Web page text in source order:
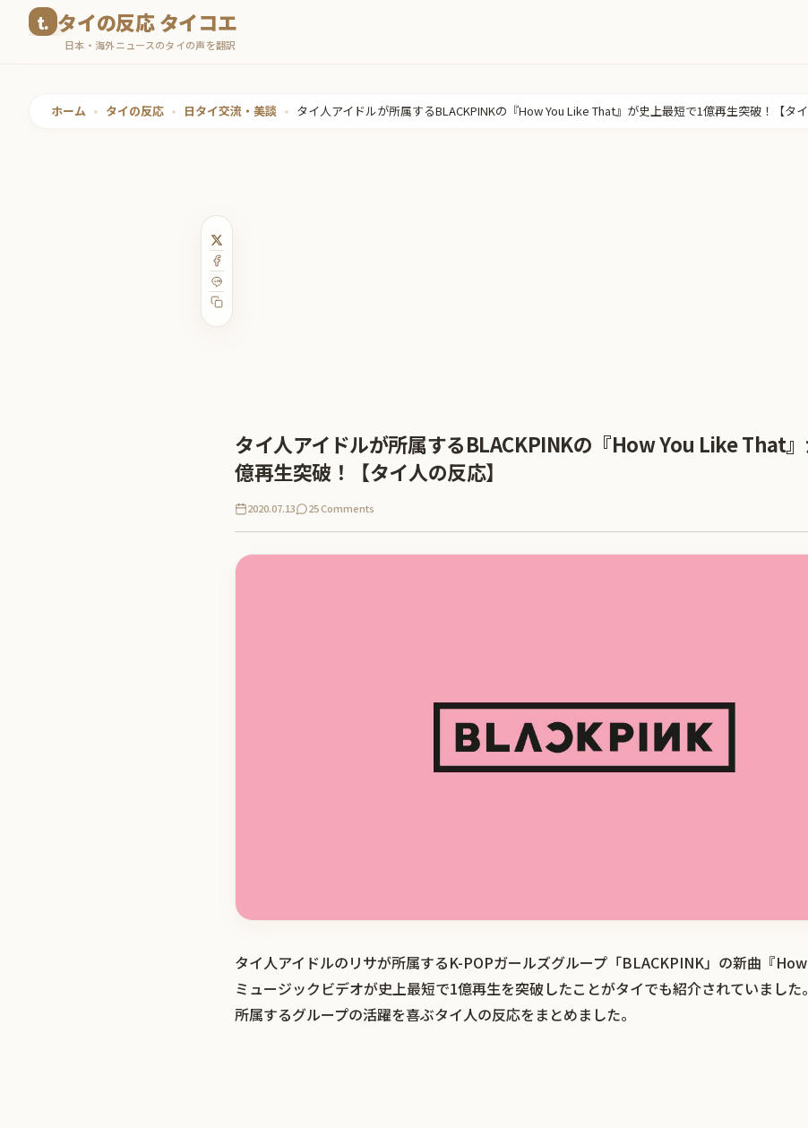
タイの反応 タイコエ
日本・海外ニュースのタイの声を翻訳
ホーム • タイの反応 • 日タイ交流・美談 • タイ人アイドルが所属するBLACKPINKの『How You Like That』が史上最短で1億再生突破！【タイ
タイ人アイドルが所属するBLACKPINKの『How You Like That
億再生突破！【タイ人の反応】
2020.07.13 25 Comments
タイ人アイドルのリサが所属するK-POPガールズグループ「BLACKPINK」の新曲『
ミュージックビデオが史上最短で1億再生を突破したことがタイでも紹介されていました
所属するグループの活躍を喜ぶタイ人の反応をまとめました。